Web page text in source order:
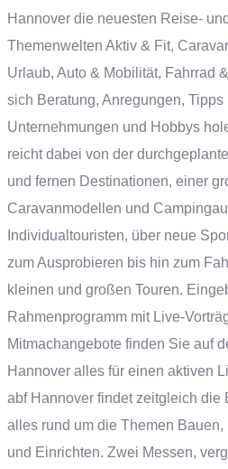
Hannover die neuesten Reise-
Themenwelten Aktiv & Fit,
Urlaub, Auto & Mobilität, Fahrrad
sich Beratung, Anregungen, Tipps
Unternehmungen und Hobbys
reicht dabei von der
und fernen Destinationen, einer
Caravanmodellen und
Individualtouristen, über neue
zum Ausprobieren bis hin zum
kleinen und großen Touren.
Rahmenprogramm mit Live-
Mitmachangebote finden Sie auf
Hannover alles für einen aktiven
abf Hannover findet zeitgleich die
alles rund um die Themen Bauen,
und Einrichten. Zwei Messen,